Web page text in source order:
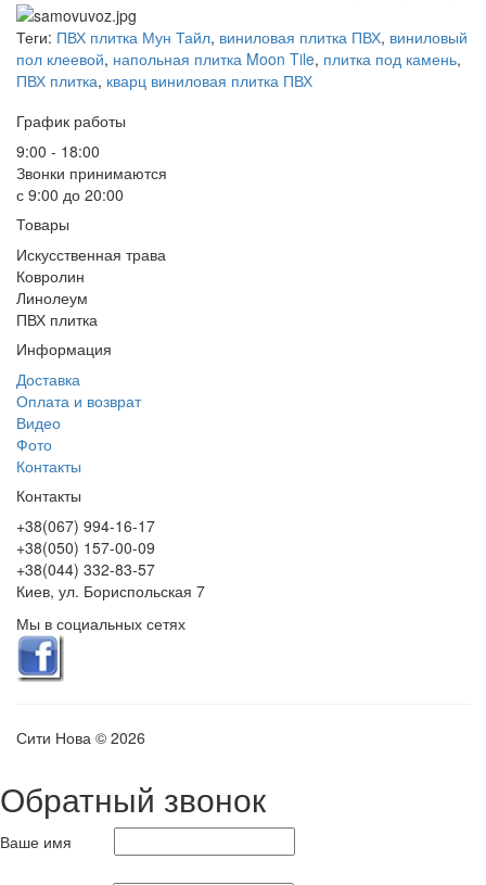
Теги: ПВХ плитка Мун Тайл, виниловая плитка ПВХ, виниловый
пол клеевой, напольная плитка Moon Tile, плитка под камень,
ПВХ плитка, кварц виниловая плитка ПВХ
График работы
9:00 - 18:00
Звонки принимаются
с 9:00 до 20:00
Товары
Искусственная трава
Ковролин
Линолеум
ПВХ плитка
Информация
Доставка
Оплата и возврат
Видео
Фото
Контакты
Контакты
+38(067) 994-16-17
+38(050) 157-00-09
+38(044) 332-83-57
Киев, ул. Бориспольская 7
Мы в социальных сетях
Сити Нова © 2026
Обратный звонок
Ваше имя